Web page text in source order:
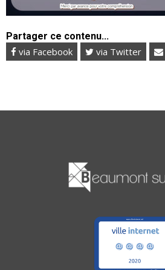
Partager ce contenu...
via Facebook via Twitter